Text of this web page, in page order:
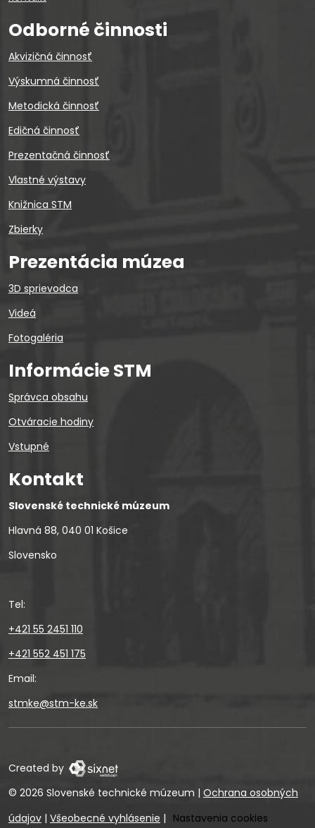
Odborné činnosti
Akvizičná činnosť
Výskumná činnosť
Metodická činnosť
Edičná činnosť
Prezentačná činnosť
Vlastné výstavy
Knižnica STM
Zbierky
Prezentácia múzea
3D sprievodca
Videá
Fotogaléria
Informácie STM
Správca obsahu
Otváracie hodiny
Vstupné
Kontakt
Slovenské technické múzeum
Hlavná 88, 040 01 Košice
Slovensko
Tel:
+421 55 2451 110
+421 552 451 175
Email:
stmke@stm-ke.sk
Created by
© 2026 Slovenské technické múzeum | Ochrana osobných
údajov | Všeobecné vyhlásenie | Nastavenia cookies